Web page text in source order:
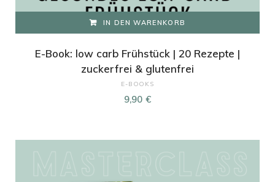
IN DEN WARENKORB
E-Book: low carb Frühstück | 20 Rezepte |
zuckerfrei & glutenfrei
E-BOOKS
9,90€